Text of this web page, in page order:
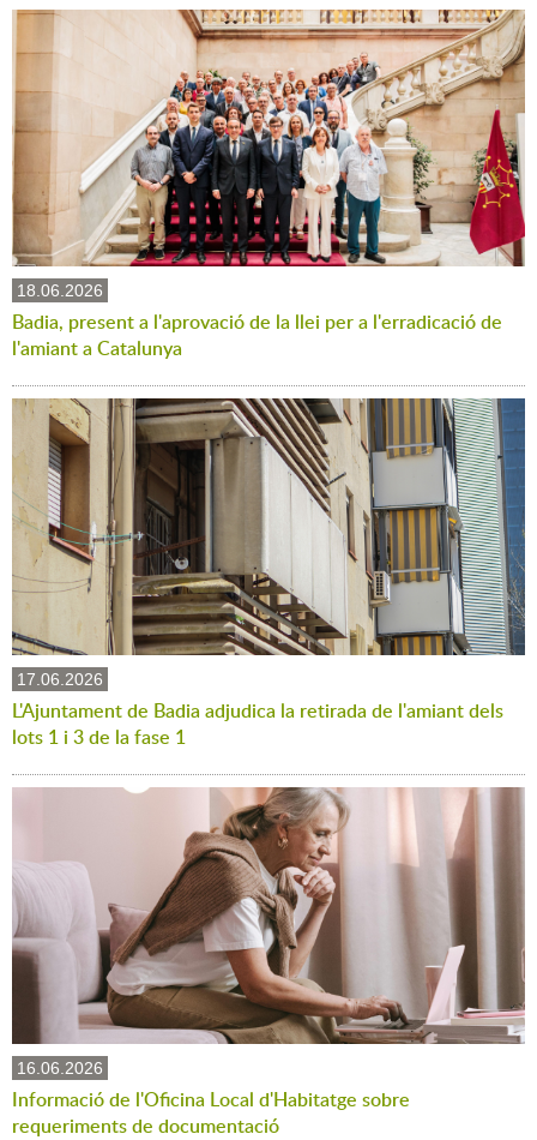
18.06.2026
Badia, present a l'aprovació de la llei per a l'erradicació de
l'amiant a Catalunya
17.06.2026
L'Ajuntament de Badia adjudica la retirada de l'amiant dels
lots 1 i 3 de la fase 1
16.06.2026
Informació de l'Oficina Local d'Habitatge sobre
requeriments de documentació